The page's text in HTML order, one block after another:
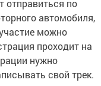
отправиться по
автомобиля,
можно
проходит на
нужно
свой трек.